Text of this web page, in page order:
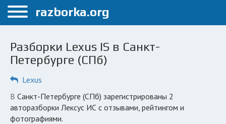
Меню
Санкт-Петербург
Автосервисы
Разборки Lexus IS в Санкт-
Петербурге (СПб)
Lexus
в Санкт-Петербурге (СПб) зарегистрированы 2
авторазборки Лексус ИС с отзывами, рейтингом и
фотографиями.
razborka.org